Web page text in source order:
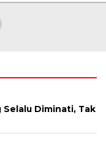
Selalu Diminati, Tak